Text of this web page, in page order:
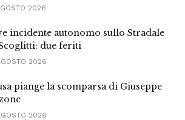
2026
incidente autonomo sullo Stradale
due feriti
2026
piange la scomparsa di Giuseppe
2026